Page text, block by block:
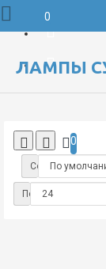
0
ЛАМПЫ
0
Сортировка:
Показать: